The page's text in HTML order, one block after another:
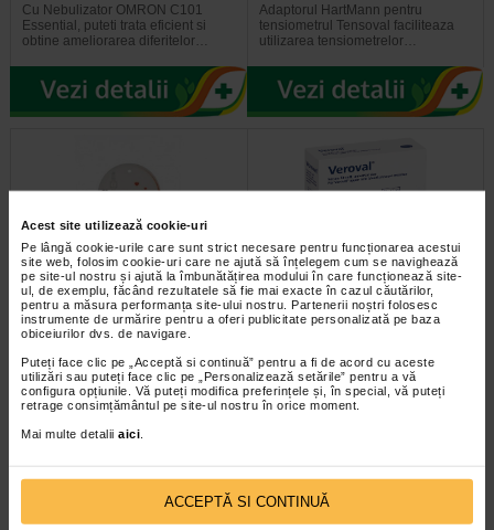
Acest site utilizează cookie-uri
Pe lângă cookie-urile care sunt strict necesare pentru funcționarea acestui
site web, folosim cookie-uri care ne ajută să înțelegem cum se navighează
pe site-ul nostru și ajută la îmbunătățirea modului în care funcționează site-
ul, de exemplu, făcând rezultatele să fie mai exacte în cazul căutărilor,
pentru a măsura performanța site-ului nostru. Partenerii noștri folosesc
instrumente de urmărire pentru a oferi publicitate personalizată pe baza
obiceiurilor dvs. de navigare.
Puteți face clic pe „Acceptă si continuă” pentru a fi de acord cu aceste
utilizări sau puteți face clic pe „Personalizează setările” pentru a vă
configura opțiunile. Vă puteți modifica preferințele și, în special, vă puteți
retrage consimțământul pe site-ul nostru în orice moment.
Mai multe detalii aici
ACCEPTĂ SI CONTINUĂ
Cu Nebulizator OMRON C101
Essential, puteti trata eficient si
obtine ameliorarea diferitelor…
Adaptorul HartMann pentru
tensiometrul Tensoval faciliteaza
utilizarea tensiometrelor…
MINUT Termometru camera
Descriere: Termometrul se
foloseste pentru masurarea
temperaturii din incaperi. Lichidul…
HartMann Veroval manseta
tensiometru universala…
HartMann Veroval manseta
tensiometru duo control universala
este o manseta pentru…